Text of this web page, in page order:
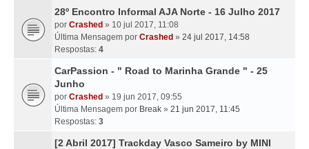
28º Encontro Informal AJA Norte - 16 Julho 2017
por Crashed » 10 jul 2017, 11:08
Última Mensagem por Crashed » 24 jul 2017, 14:58
Respostas: 4
CarPassion - " Road to Marinha Grande " - 25
Junho
por Crashed » 19 jun 2017, 09:55
Última Mensagem por Break » 21 jun 2017, 11:45
Respostas: 3
[2 Abril 2017] Trackday Vasco Sameiro by MINI